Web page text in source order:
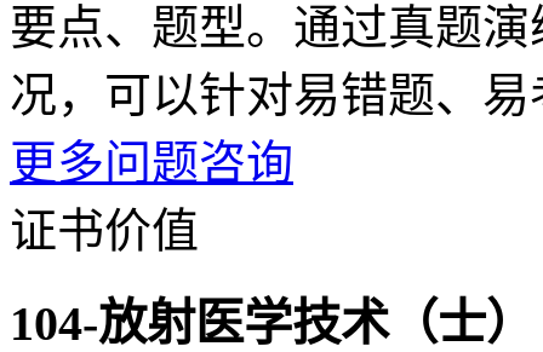
要点、题型。通过真题
况，可以针对易错题、
更多问题咨询
证书价值
104-放射医学技术（士）